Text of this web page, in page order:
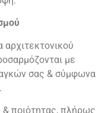
με
σας & σύμφωνα
& ποιότητας, πλήρως